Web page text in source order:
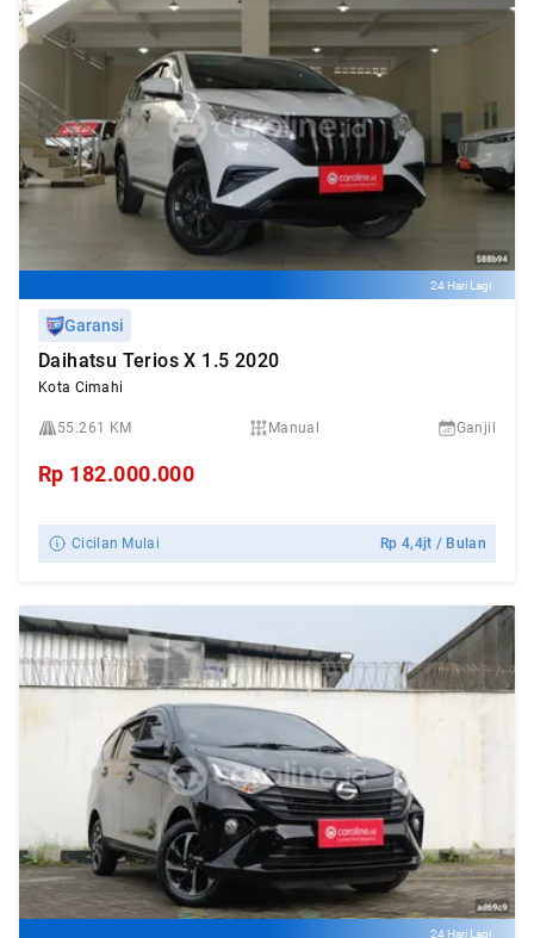
24 Hari Lagi
Garansi
Daihatsu Terios X 1.5 2020
Kota Cimahi
55.261 KM Manual Ganjil
Rp 182.000.000
Cicilan Mulai Rp4,4jt / Bulan
24 Hari Lagi